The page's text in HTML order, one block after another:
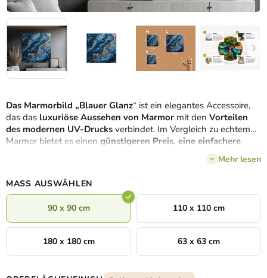
Das Marmorbild „Blauer Glanz“ ist ein elegantes Accessoire,
das das luxuriöse Aussehen von Marmor mit den Vorteilen
des modernen UV-Drucks verbindet. Im Vergleich zu echtem
Marmor bietet es einen günstigeren Preis, eine einfachere
, wirkt dabei aber
. Schwarze und blaue Töne mit
goldenen Details sorgen für einen
Effekt, der jedes Ambiente aufwertet. Gönnen Sie sich einen
Hauch von Eleganz und dauerhafter Schönheit
lange hält und nie aus der Mode kommt.
Mehr lesen
MASS AUSWÄHLEN
90 x 90 cm 110 x 110 cm
180 x 180 cm 63 x 63 cm